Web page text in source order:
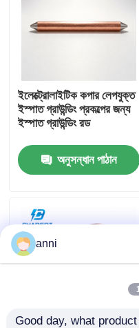
কারখানা ভ্রমণ
মান নিয়ন্ত্রণ
খবর
উদ্ধৃতির জন্য আবেদন
ইলেক্ট্রোলাইটিক কপার লেপযুক্ত
ইস্পাত গ্রাউন্ডিং প্রকল্পের জন্য
ইস্পাত গ্রাউন্ডিং রড
অনুসন্ধান পাঠান
anni
Good day, what